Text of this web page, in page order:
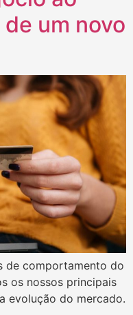
um novo
de comportamento do
os nossos principais
evolução do mercado.